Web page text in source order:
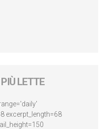
LETTE
excerpt_length=68